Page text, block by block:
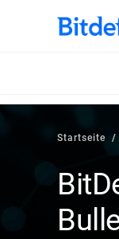
Startseite